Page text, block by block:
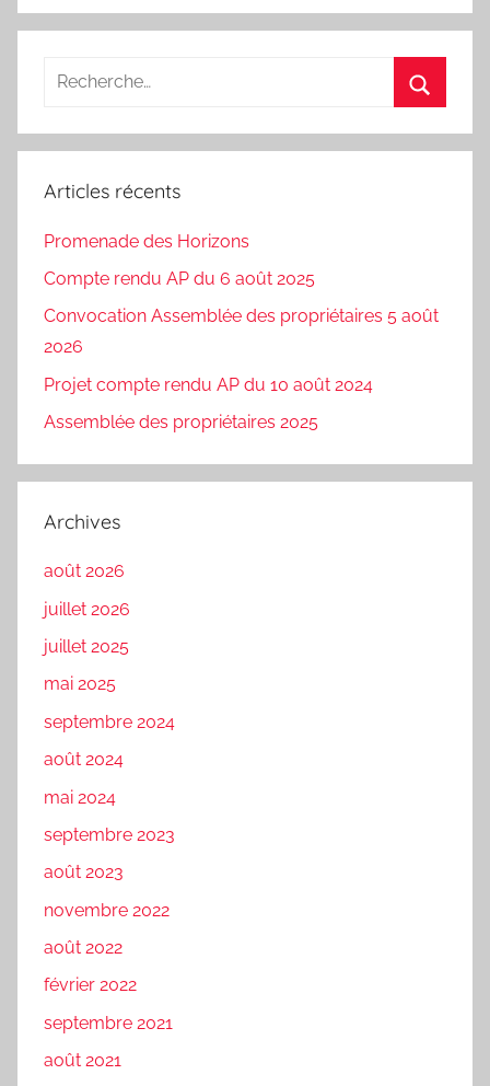
Recherche
:
Articles récents
Promenade des Horizons
Compte rendu AP du 6 août 2025
Convocation Assemblée des propriétaires 5 août
2026
Projet compte rendu AP du 10 août 2024
Assemblée des propriétaires 2025
Archives
août 2026
juillet 2026
juillet 2025
mai 2025
septembre 2024
août 2024
mai 2024
septembre 2023
août 2023
novembre 2022
août 2022
février 2022
septembre 2021
août 2021